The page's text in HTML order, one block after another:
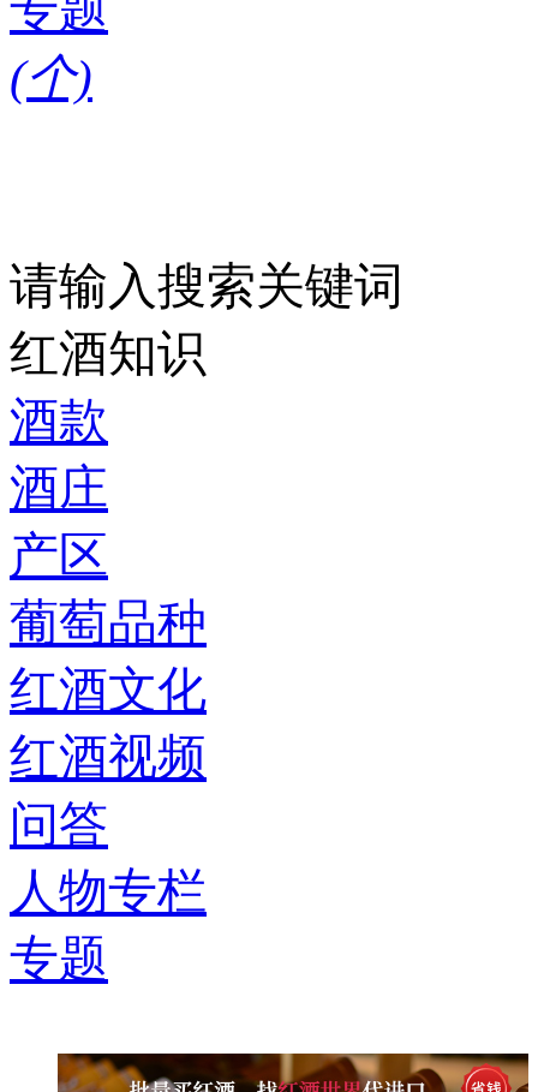
(个)
请输入搜索关键词
红酒知识
酒款
酒庄
产区
葡萄品种
红酒文化
红酒视频
问答
人物专栏
专题